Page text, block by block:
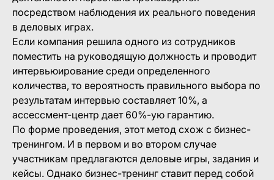
посредством наблюдения их реального поведения
в деловых играх.
Если компания решила одного из сотрудников
поместить на руководящую должность и проводит
интервьюирование среди определенного
количества, то вероятность правильного выбора по
результатам интервью составляет 10%, а
ассессмент-центр дает 60%-ую гарантию.
По форме проведения, этот метод схож с бизнес-
тренингом. И в первом и во втором случае
участникам предлагаются деловые игры, задания и
кейсы. Однако бизнес-тренинг ставит перед собой